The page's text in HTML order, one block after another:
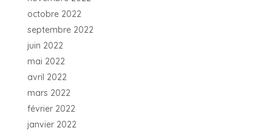
octobre 2022
septembre 2022
juin 2022
mai 2022
avril 2022
mars 2022
février 2022
janvier 2022